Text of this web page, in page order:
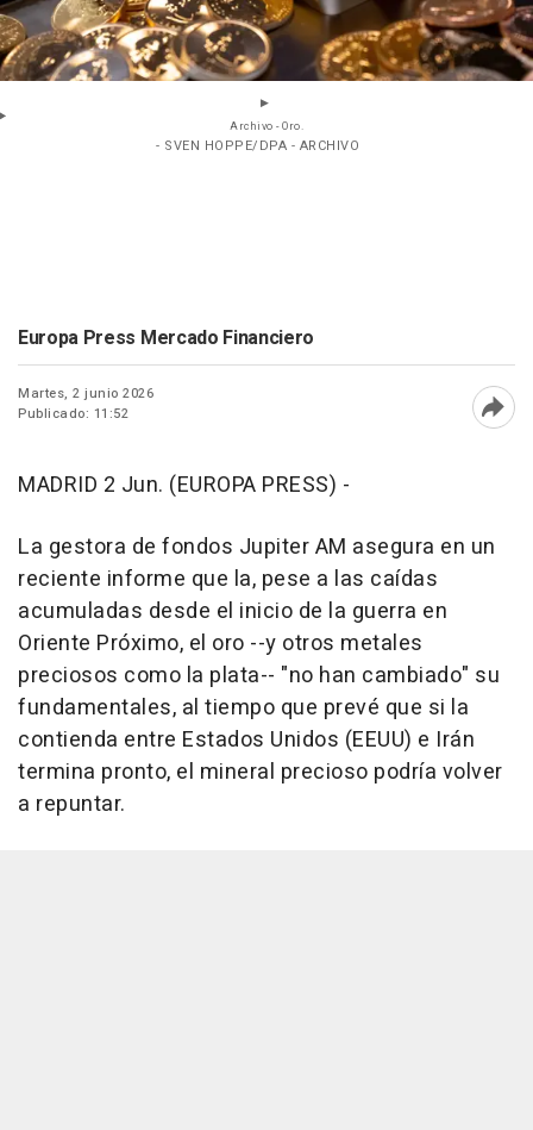
Archivo - Oro.
- SVEN HOPPE/DPA - ARCHIVO
Europa Press Mercado Financiero
Martes, 2 junio 2026
Publicado: 11:52
MADRID 2 Jun. (EUROPA PRESS) -
La gestora de fondos Jupiter AM asegura en un
reciente informe que la, pese a las caídas
acumuladas desde el inicio de la guerra en
Oriente Próximo, el oro --y otros metales
preciosos como la plata-- "no han cambiado" su
fundamentales, al tiempo que prevé que si la
contienda entre Estados Unidos (EEUU) e Irán
termina pronto, el mineral precioso podría volver
a repuntar.